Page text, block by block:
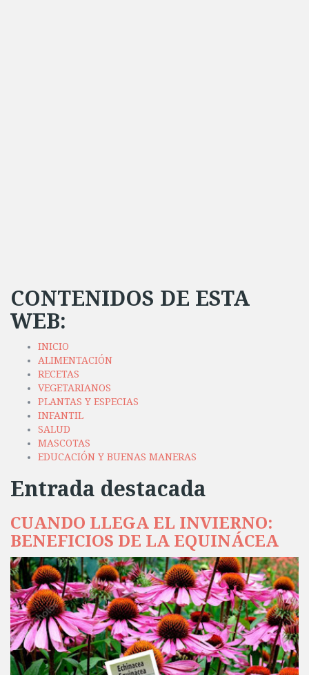
CONTENIDOS DE ESTA
WEB:
INICIO
ALIMENTACIÓN
RECETAS
VEGETARIANOS
PLANTAS Y ESPECIAS
INFANTIL
SALUD
MASCOTAS
EDUCACIÓN Y BUENAS MANERAS
Entrada destacada
CUANDO LLEGA EL INVIERNO:
BENEFICIOS DE LA EQUINÁCEA